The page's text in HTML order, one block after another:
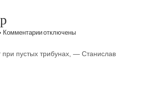
Комментариик
обзор
отключены
пустых трибунах, — Станислав